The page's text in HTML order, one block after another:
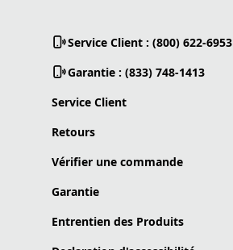
Service Client : (800) 622-6953
Garantie : (833) 748-1413
Service Client
Retours
Vérifier une commande
Garantie
Entrentien des Produits